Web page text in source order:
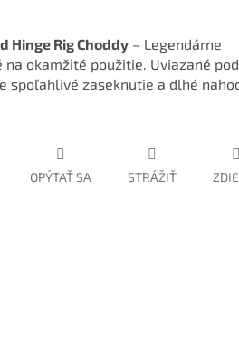
Hinge Rig Choddy – Legendárne
okamžité použitie. Uviazané
spoľahlivé zaseknutie a dlhé
OPÝTAŤ SA STRÁŽIŤ